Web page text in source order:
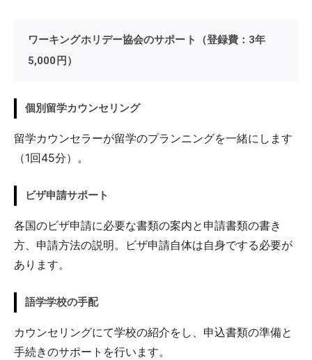
ワーキングホリデー協会のサポート（登録費：3年
5,000円）
個別留学カウンセリング
留学カウンセラーが留学のプランニングを一緒にします
（1回45分）。
ビザ申請サポート
各国のビザ申請に必要な書類の案内と申請書類の書き
方、申請方法の説明。ビザ申請自体は自身でする必要が
あります。
語学学校の手配
カウンセリングにて学校の紹介をし、申込書類の準備と
手続きのサポートを行います。